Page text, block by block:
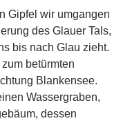
Gipfel wir umgangen
des Glauer Tals,
bis nach Glau zieht.
betürmten
Blankensee.
Wassergraben,
dessen